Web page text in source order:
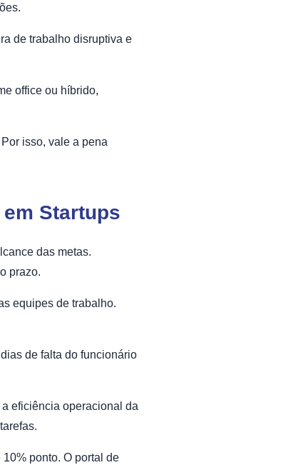
de trabalho disruptiva e
office ou híbrido,
isso, vale a pena
Startups
das metas.
prazo.
equipes de trabalho.
de falta do funcionário
eficiência operacional da
ponto. O portal de